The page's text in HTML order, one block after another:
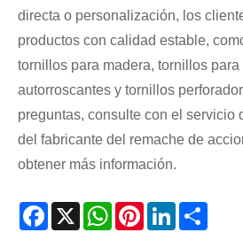
directa o personalización, los
productos con calidad estable,
tornillos para madera, tornillos
autorroscantes y tornillos
preguntas, consulte con el servicio
del fabricante del remache de
obtener más información.
Facebook
X WhatsApp
PinterestLinkedIn